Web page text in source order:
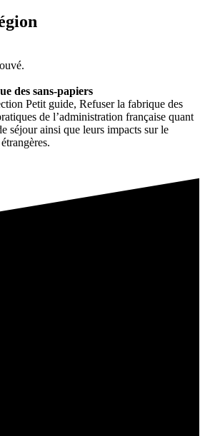
des sans-papiers
Petit guide, Refuser la fabrique des
de l’administration française quant
séjour ainsi que leurs impacts sur le